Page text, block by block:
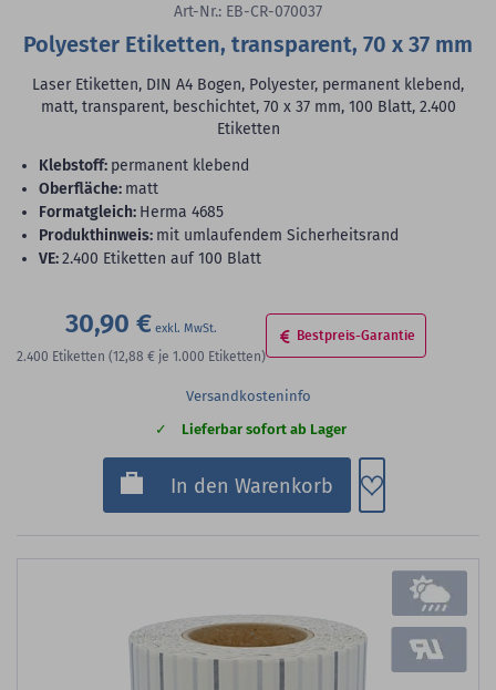
Art-Nr.: EB-CR-070037
Polyester Etiketten, transparent, 70 x 37 mm
Laser Etiketten, DIN A4 Bogen, Polyester, permanent klebend,
matt, transparent, beschichtet, 70 x 37 mm, 100 Blatt, 2.400
Etiketten
Klebstoff: permanent klebend
Oberfläche: matt
Formatgleich: Herma 4685
Produkthinweis: mit umlaufendem Sicherheitsrand
VE:2.400 Etiketten auf 100 Blatt
30,90 €
2.400 Etiketten (12,88 € je 1.000 Etiketten)
Bestpreis-Garantie
Versandkosteninfo
Lieferbar sofort ab Lager
In den Warenkorb Zum